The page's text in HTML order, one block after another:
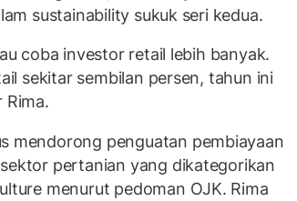
sustainability sukuk seri kedua.
coba investor retail lebih banyak.
sekitar sembilan persen, tahun ini
Rima.
mendorong penguatan pembiayaan
pertanian yang dikategorikan
menurut pedoman OJK. Rima